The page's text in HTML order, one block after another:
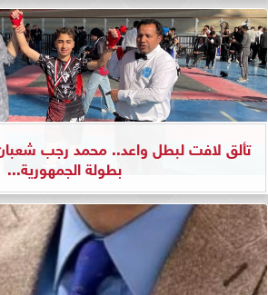
تألق لافت لبطل واعد.. محمد رجب
بطولة الجمهورية...